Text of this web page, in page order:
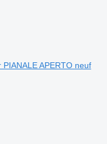
APERTO neuf